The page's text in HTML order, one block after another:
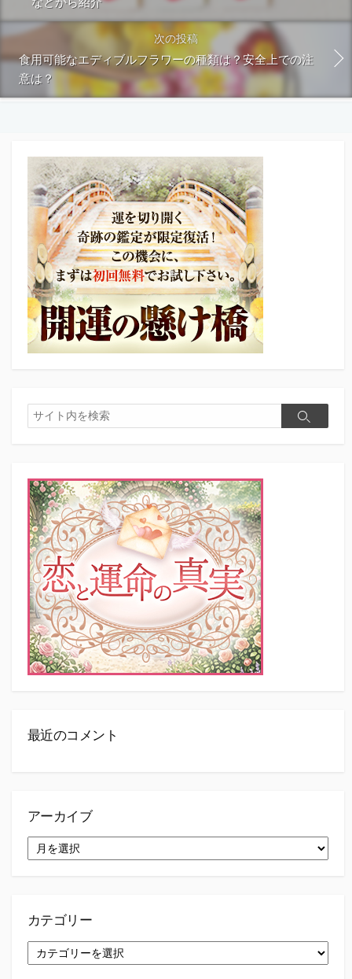
次の投稿
食用可能なエディブルフラワーの種類は？安全上での注
意は？
検
索
検
最近のコメント
アーカイブ
ー
カテゴリー
カ
テ